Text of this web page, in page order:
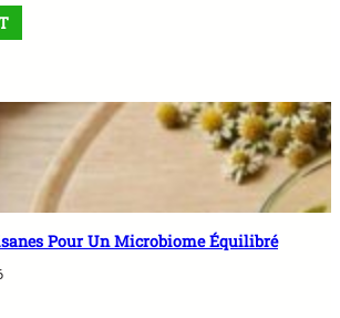
Pour Un Microbiome Équilibré